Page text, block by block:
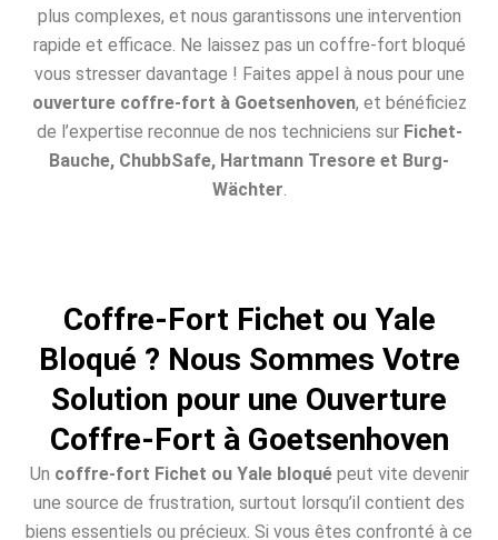
plus complexes, et nous garantissons une intervention
rapide et efficace. Ne laissez pas un coffre-fort bloqué
vous stresser davantage ! Faites appel à nous pour une
ouverture coffre-fort à Goetsenhoven, et bénéficiez
de l’expertise reconnue de nos techniciens sur Fichet-
Bauche, ChubbSafe, Hartmann Tresore et Burg-
Wächter.
Coffre-Fort Fichet ou Yale
Bloqué ? Nous Sommes Votre
Solution pour une Ouverture
Coffre-Fort à Goetsenhoven
Un coffre-fort Fichet ou Yale bloquépeut vite devenir
une source de frustration, surtout lorsqu’il contient des
biens essentiels ou précieux. Si vous êtes confronté à ce